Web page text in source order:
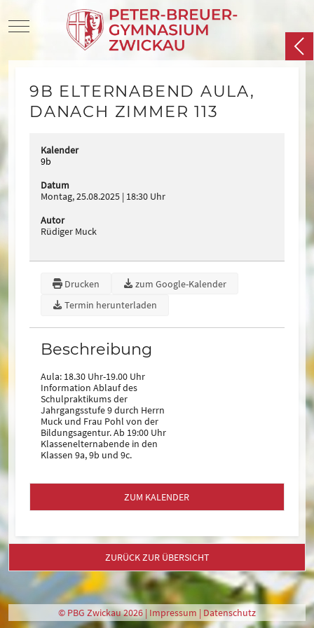
Mobile Menu Toggle
9B ELTERNABEND AULA,
DANACH ZIMMER 113
Kalender
9b
Datum
Montag, 25.08.2025 18:30 Uhr
Autor
Rüdiger Muck
Drucken
zum Google-Kalender
Termin herunterladen
Beschreibung
Aula: 18.30 Uhr-19.00 Uhr
Information Ablauf des
Schulpraktikums der
Jahrgangsstufe 9 durch Herrn
Muck und Frau Pohl von der
Bildungsagentur. Ab 19:00 Uhr
Klassenelternabende in den
Klassen 9a, 9b und 9c.
ZUM KALENDER
ZURÜCK ZUR ÜBERSICHT
© PBG Zwickau 2026 | Impressum | Datenschutz